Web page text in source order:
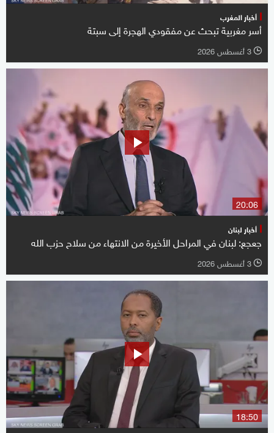
أخبار المغرب
أسر مغربية تبحث عن مفقودي الهجرة إلى سبتة
l 3 أغسطس 2026
20:06
أخبار لبنان
جعجع: لبنان في المراحل الأخيرة من الانتهاء من سلاح حزب الله
l 3 أغسطس 2026
18:50